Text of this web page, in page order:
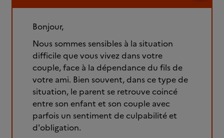
Bonjour,
Nous sommes sensibles à la situation
difficile que vous vivez dans votre
couple, face à la dépendance du fils de
votre ami. Bien souvent, dans ce type de
situation, le parent se retrouve coincé
entre son enfant et son couple avec
parfois un sentiment de culpabilité et
d'obligation.